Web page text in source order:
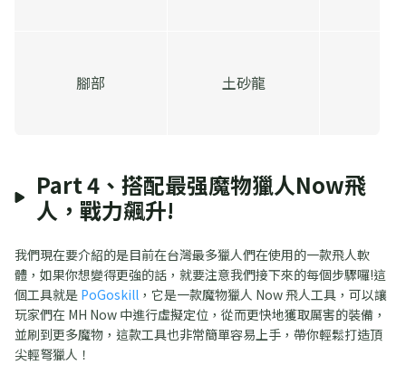
腳部 土砂龍
Part 4、搭配最强魔物獵人Now飛
人，戰力飆升!
我們現在要介紹的是目前在台灣最多獵人們在使用的一款飛人軟
體，如果你想變得更強的話，就要注意我們接下來的每個步驟囉!這
個工具就是 PoGoskill ，它是一款魔物獵人 Now 飛人工具，可以讓
玩家們在 MH Now 中進行虛擬定位，從而更快地獲取厲害的裝備，
並刷到更多魔物，這款工具也非常簡單容易上手，帶你輕鬆打造頂
尖輕弩獵人！